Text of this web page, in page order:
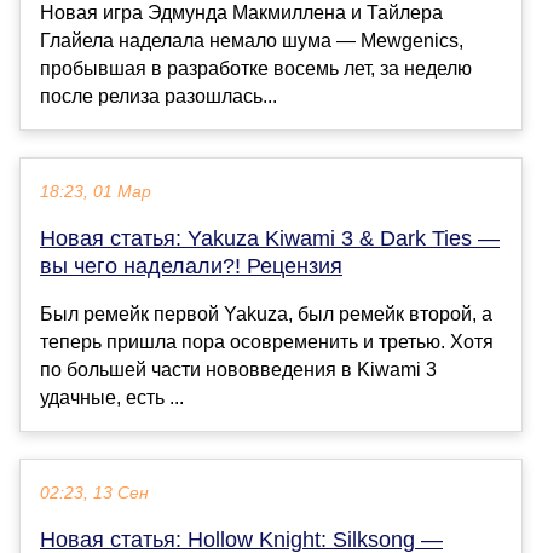
Новая игра Эдмунда Макмиллена и Тайлера
Глайела наделала немало шума — Mewgenics,
пробывшая в разработке восемь лет, за неделю
после релиза разошлась...
18:23, 01 Мар
Новая статья: Yakuza Kiwami 3 & Dark Ties —
вы чего наделали?! Рецензия
Был ремейк первой Yakuza, был ремейк второй, а
теперь пришла пора осовременить и третью. Хотя
по большей части нововведения в Kiwami 3
удачные, есть ...
02:23, 13 Сен
Новая статья: Hollow Knight: Silksong —